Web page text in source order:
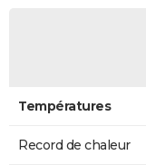
Températures
Record de chaleur